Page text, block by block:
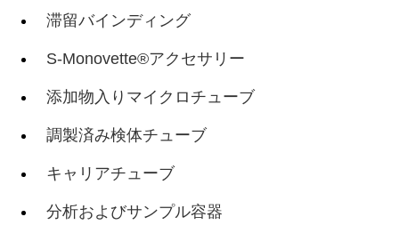
滞留バインディング
S-Monovette®アクセサリー
添加物入りマイクロチューブ
調製済み検体チューブ
キャリアチューブ
分析およびサンプル容器